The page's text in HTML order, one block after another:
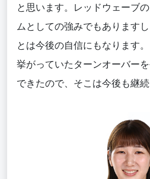
と思います。レッドウェーブ
ムとしての強みでもあります
とは今後の自信にもなります
挙がっていたターンオーバー
できたので、そこは今後も継